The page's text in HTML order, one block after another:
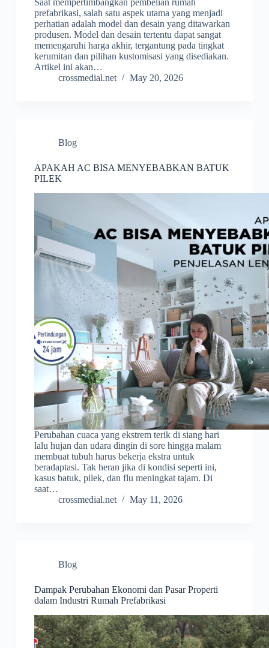
Saat mempertimbangkan pembelian rumah
prefabrikasi, salah satu aspek utama yang menjadi
perhatian adalah model dan desain yang ditawarkan
produsen. Model dan desain tertentu dapat sangat
memengaruhi harga akhir, tergantung pada tingkat
kerumitan dan pilihan kustomisasi yang disediakan.
Artikel ini akan…
crossmedial.net
May 20, 2026
Blog
APAKAH AC BISA MENYEBABKAN BATUK
PILEK
Perubahan cuaca yang ekstrem terik di siang hari
lalu hujan dan udara dingin di sore hingga malam
membuat tubuh harus bekerja ekstra untuk
beradaptasi. Tak heran jika di kondisi seperti ini,
kasus batuk, pilek, dan flu meningkat tajam. Di
saat…
crossmedial.net
May 11, 2026
Blog
Dampak Perubahan Ekonomi dan Pasar Properti
dalam Industri Rumah Prefabrikasi